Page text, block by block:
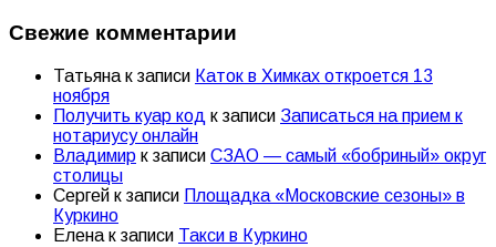
Свежие комментарии
Татьяна к записи Каток в Химках откроется 13
ноября
Получить куар код к записи Записаться на прием к
нотариусу онлайн
Владимир к записи СЗАО — самый «бобриный» округ
столицы
Сергей к записи Площадка «Московские сезоны» в
Куркино
Елена к записи Такси в Куркино